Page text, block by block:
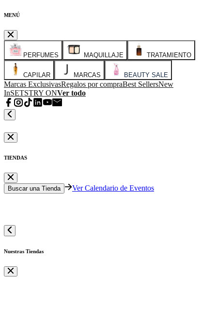
MENÚ
PERFUMES MAQUILLAJE TRATAMIENTO
CAPILAR MARCAS BEAUTY SALE
Marcas ExclusivasRegalos por compraBest SellersNew
InSETSTRY ONVer todo
TIENDAS
Buscar una Tienda Ver Calendario de Eventos
Nuestras Tiendas